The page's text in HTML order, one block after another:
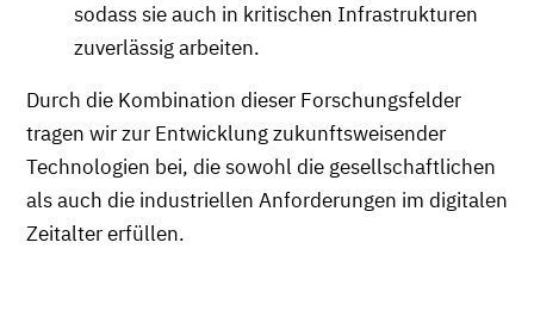
sodass sie auch in kritischen Infrastrukturen
zuverlässig arbeiten.
Durch die Kombination dieser Forschungsfelder
tragen wir zur Entwicklung zukunftsweisender
Technologien bei, die sowohl die gesellschaftlichen
als auch die industriellen Anforderungen im digitalen
Zeitalter erfüllen.